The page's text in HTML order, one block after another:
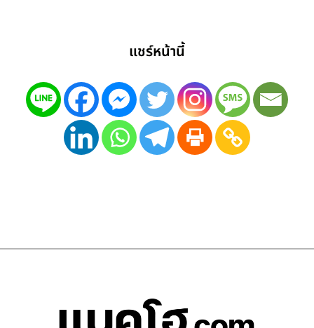
แชร์หน้านี้